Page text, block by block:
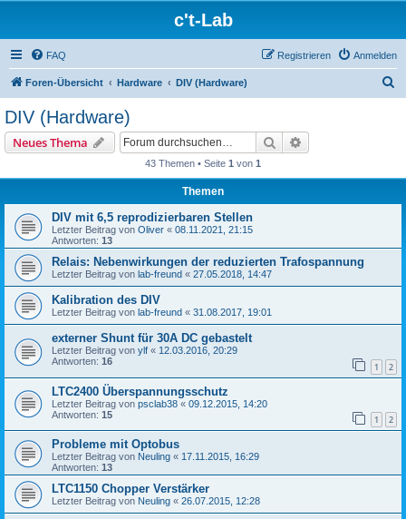
c't-Lab
FAQ Anmelden
Registrieren
Foren-Übersicht Hardware DIV (Hardware)
DIV (Hardware)
Neues Thema Suche
43 Themen • Seite 1 von 1
Themen
DIV mit 6,5 reprodizierbaren Stellen
Letzter Beitrag von Oliver « 08.11.2021, 21:15
Antworten: 13
Relais: Nebenwirkungen der reduzierten Trafospannung
Letzter Beitrag von lab-freund « 27.05.2018, 14:47
Kalibration des DIV
Letzter Beitrag von lab-freund « 31.08.2017, 19:01
externer Shunt für 30A DC gebastelt
Letzter Beitrag von ylf « 12.03.2016, 20:29
Antworten: 16 1 2
LTC2400 Überspannungsschutz
Letzter Beitrag von psclab38 « 09.12.2015, 14:20
Antworten: 15 1 2
Probleme mit Optobus
Letzter Beitrag von Neuling « 17.11.2015, 16:29
Antworten: 13
LTC1150 Chopper Verstärker
Letzter Beitrag von Neuling « 26.07.2015, 12:28